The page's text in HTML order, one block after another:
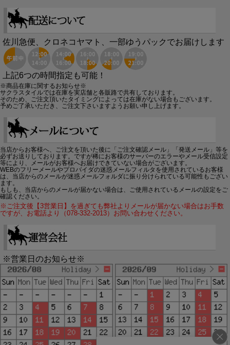
佐川急便、クロネコヤマト、一部ゆうパックでお届けします
上記6つの時間指定も可能！
※商品在庫に関するお知らせ※
サクラスタイルでは在庫を実店舗と各販路で共有しております。
そのため、ご注文頂いたタイミングによっては在庫がない場合もございます。
予めご了承いただき、ご注文下さいますようお願い申し上げます。
当店からお客様へ、ご注文を頂いた後に「ご注文確認メール」「発送メール」等を
必ずお送りしております。ですが稀にお客様のサーバーのエラーやメール受信設定
等により、メールがお客様へお届けできていない場合がございます。
WEBのフリーメールやプロバイダの迷惑メールフィルタを使用されているお客様
は、当店からのメールが迷惑メールフォルダに振り分けられている可能性もござい
ます。
もしも、当店からのメールが届かない場合は、ご使用されているメールの設定をご
確認ください。
※ご注文後【3営業日】を過ぎても弊社よりメールが届かない場合はお手数
ですが、お電話より（078-332-2013）お問い合わせください。
※営業日のお知らせ※